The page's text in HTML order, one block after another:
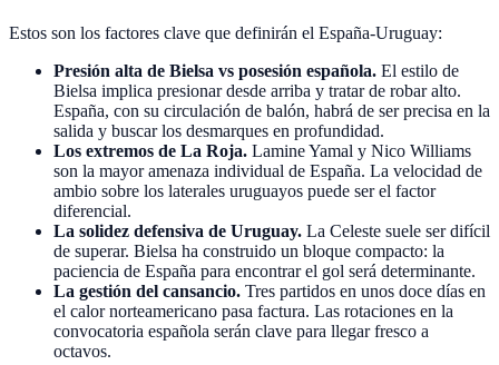
Estos son los factores clave que definirán el España-Uruguay:
Presión alta de Bielsa vs posesión española. El estilo de
Bielsa implica presionar desde arriba y tratar de robar alto.
España, con su circulación de balón, habrá de ser precisa en la
salida y buscar los desmarques en profundidad.
Los extremos de La Roja. Lamine Yamal y Nico Williams
son la mayor amenaza individual de España. La velocidad de
ambio sobre los laterales uruguayos puede ser el factor
diferencial.
La solidez defensiva de Uruguay. La Celeste suele ser difícil
de superar. Bielsa ha construido un bloque compacto: la
paciencia de España para encontrar el gol será determinante.
La gestión del cansancio. Tres partidos en unos doce días en
el calor norteamericano pasa factura. Las rotaciones en la
convocatoria española serán clave para llegar fresco a
octavos.